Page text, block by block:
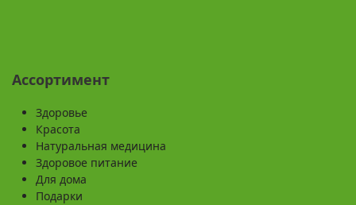
Ассортимент
Здоровье
Красота
Натуральная медицина
Здоровое питание
Для дома
Подарки